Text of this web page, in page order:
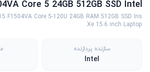
Core 5 24GB 512GB SSD ‎Intel
F1504VA Core 5-120U 24GB RAM 512GB SSD Iris
Xe 15.6 inch Laptop
سازنده پردازنده
Intel